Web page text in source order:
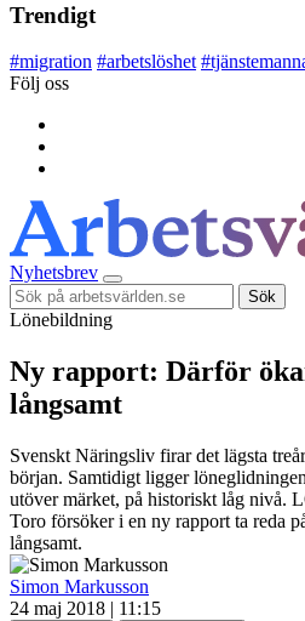
Trendigt
#migration #arbetslöshet #
Följ oss
Nyhetsbrev
Sök
Lönebildning
Ny rapport: Därför
långsamt
Svenskt Näringsliv firar det lägsta
början. Samtidigt ligger
utöver märket, på historiskt låg nivå.
Toro försöker i en ny rapport ta reda
långsamt.
Simon Markusson
24 maj 2018 | 11:15